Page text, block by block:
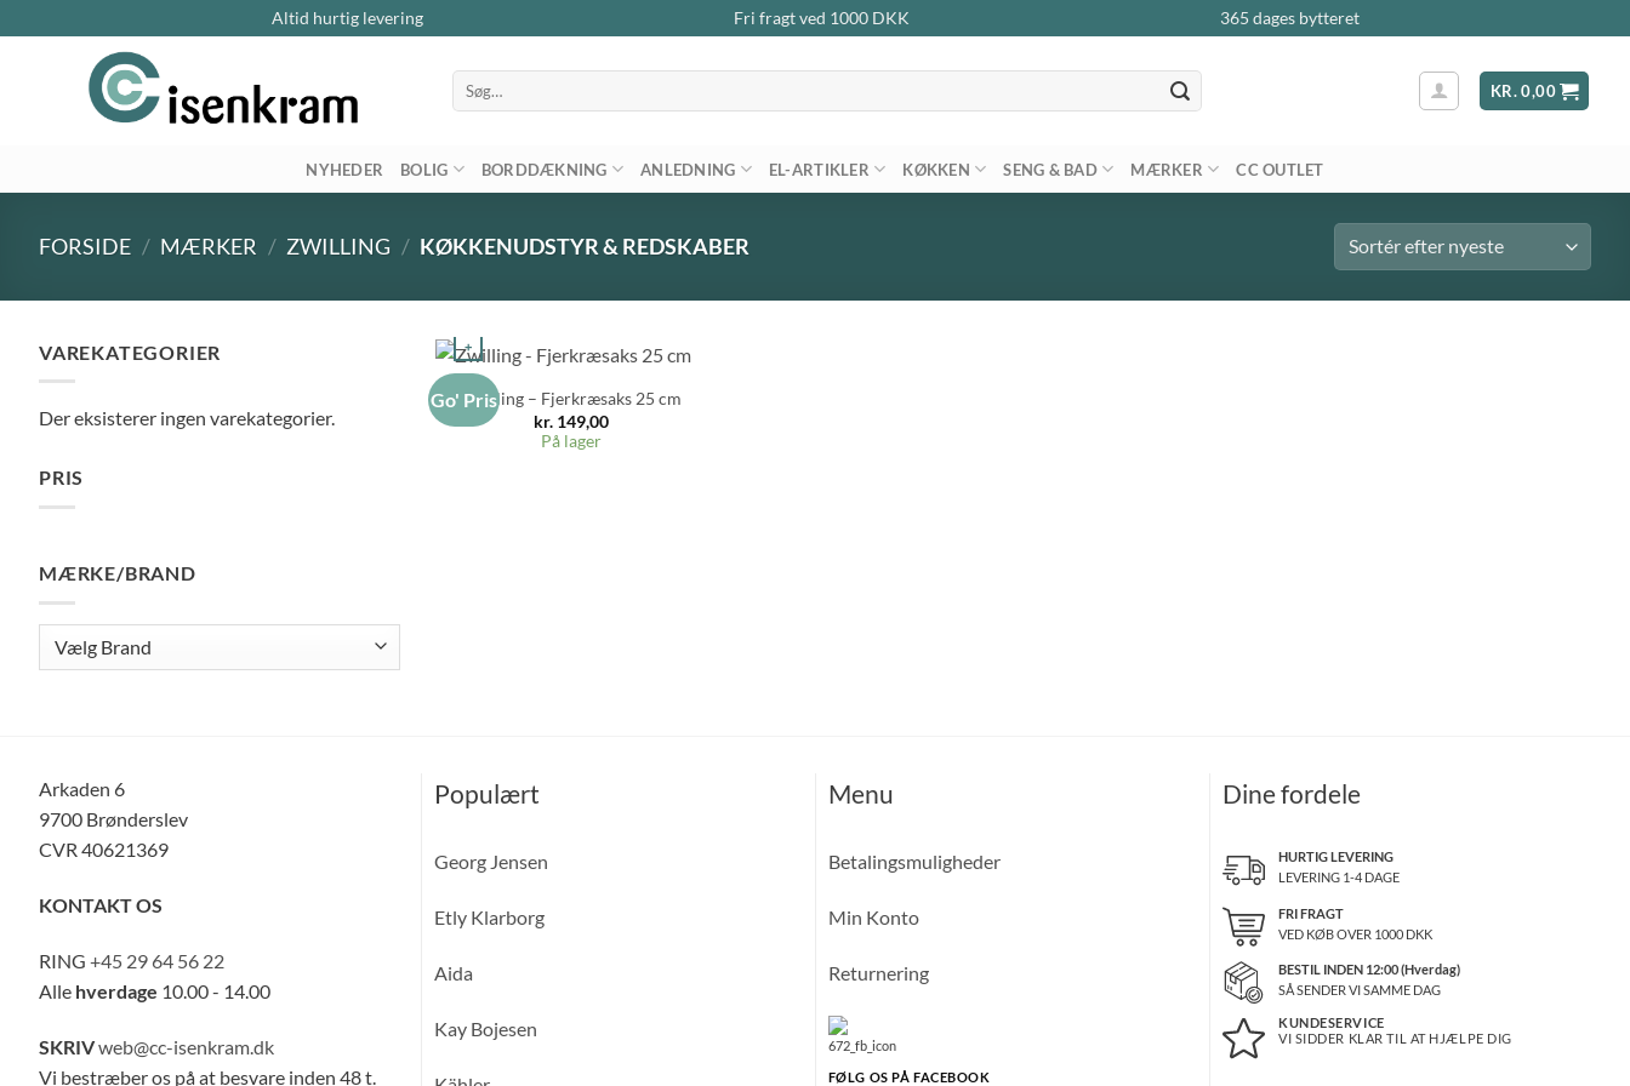
Altid hurtig levering Fri fragt ved 1000DKK 365 dages bytteret
Søg
efter:
KR.0,00
NYHEDER BOLIG BORDDÆKNING ANLEDNING EL-ARTIKLER KØKKEN SENG & BAD MÆRKER CC OUTLET
FORSIDE / MÆRKER / ZWILLING / KØKKENUDSTYR & REDSKABER
VAREKATEGORIER
Der eksisterer ingen varekategorier.
PRIS
MÆRKE/BRAND
Go' Pris
+
Zwilling – Fjerkræsaks 25 cm
kr. 149,00
På lager
Arkaden 6
9700 Brønderslev
CVR 40621369
KONTAKT OS
RING +45 29 64 56 22
Alle hverdage 10.00 - 14.00
SKRIVweb@cc-isenkram.dk
Vi bestræber os på at besvare inden 48 t.
Populært
Georg Jensen
Etly Klarborg
Aida
Kay Bojesen
Menu
Betalingsmuligheder
Min Konto
Returnering
FØLG OS PÅ FACEBOOK
Dine fordele
HURTIG LEVERING
LEVERING 1-4 DAGE
FRI FRAGT
VED KØB OVER 1000DKK
BESTIL INDEN 12:00 (Hverdag)
SÅ SENDER VI SAMME DAG
KUNDESERVICE
VI SIDDER KLAR TIL AT HJÆLPE DIG